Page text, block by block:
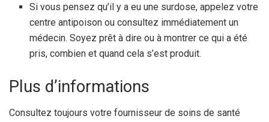
Si vous pensez qu’il y a eu une surdose, appelez votre
centre antipoison ou consultez immédiatement un
médecin. Soyez prêt à dire ou à montrer ce qui a été
pris, combien et quand cela s’est produit.
Plus d’informations
Consultez toujours votre fournisseur de soins de santé